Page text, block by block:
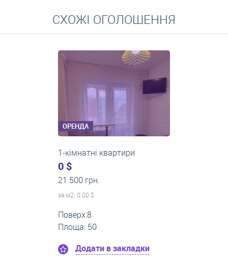
Середні ціни на довготривалу оренду квартир, особняків,
кімнат
СХОЖІ ОГОЛОШЕННЯ
ОРЕНДА
1-кімнатні квартири
0 $
13 000 грн.
за м2: 0.00 $
Поверх:3
Площа: 40
Додати в закладки